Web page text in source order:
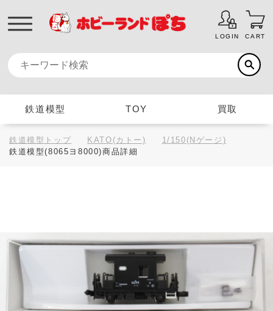
LOGIN CART
鉄道模型 TOY 買取
鉄道模型トップ KATO(カトー)
1/150(Nゲージ)
鉄道模型(8065ヨ8000)商品詳細